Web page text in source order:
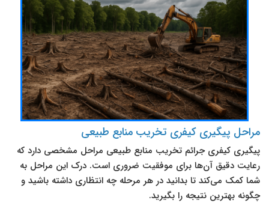
مراحل پیگیری کیفری تخریب منابع طبیعی
پیگیری کیفری جرائم تخریب منابع طبیعی مراحل مشخصی دارد که
رعایت دقیق آن‌ها برای موفقیت ضروری است. درک این مراحل به
شما کمک می‌کند تا بدانید در هر مرحله چه انتظاری داشته باشید و
چگونه بهترین نتیجه را بگیرید.